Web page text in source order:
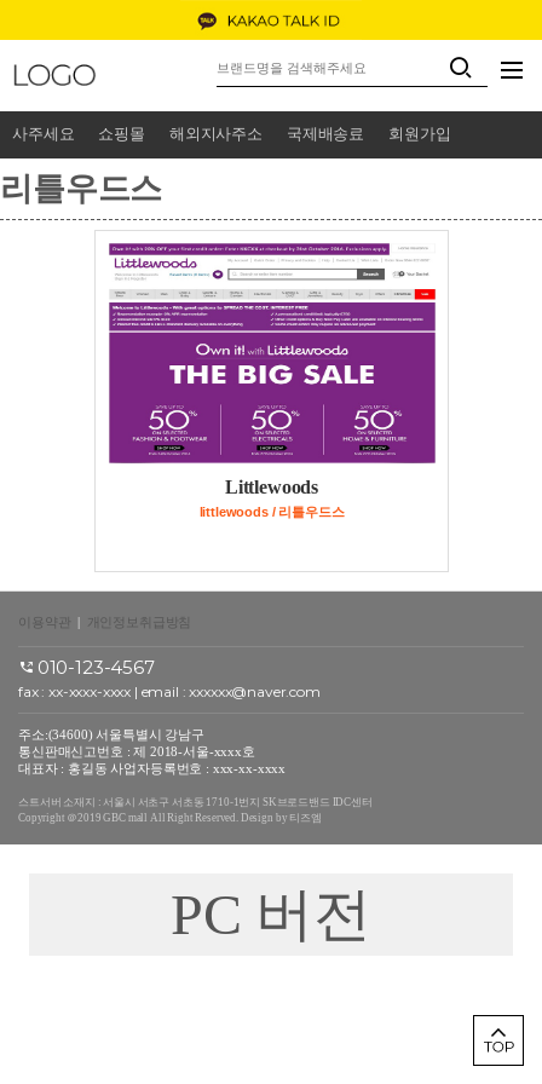
사주세요 쇼핑몰 해외지사주소 국제배송료 회원가입
리틀우드스
Littlewoods
littlewoods / 리틀우드스
이용약관 | 개인정보취급방침
010-123-4567
fax : xx-xxxx-xxxx | email : xxxxxx@naver.com
주소:(34600) 서울특별시 강남구
통신판매신고번호 : 제 2018-서울-xxxx호
대표자 : 홍길동 사업자등록번호 : xxx-xx-xxxx
스트서버 소재지 : 서울시 서초구 서초동 1710-1번지 SK브로드밴드 IDC센터
Copyright ＠2019 GBC mall All Right Reserved. Design by 티즈엠
PC 버전